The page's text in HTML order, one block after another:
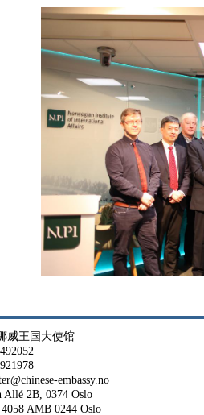
威王国大使馆
embassy.no
Allé 2B, 0374 Oslo
AMB 0244 Oslo